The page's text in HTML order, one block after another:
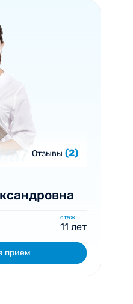
Отзывы (2)
стаж
11 лет
прием